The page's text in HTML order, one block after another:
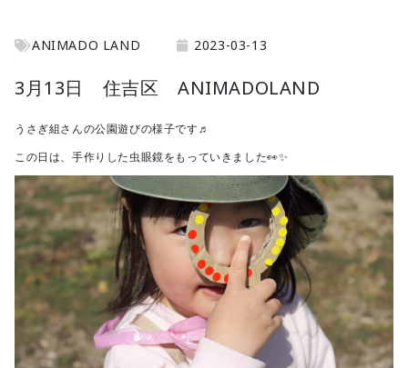
ANIMADO LAND 2023-03-13
3月13日 住吉区 ANIMADOLAND
うさぎ組さんの公園遊びの様子です♬
この日は、手作りした虫眼鏡をもっていきました👀✨